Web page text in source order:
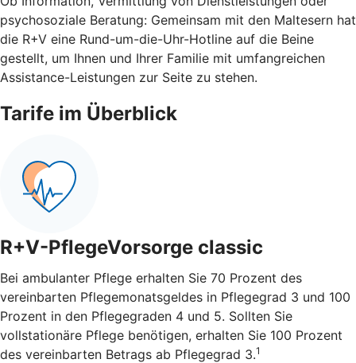
psychosoziale Beratung: Gemeinsam mit den Maltesern hat
die R+V eine Rund-um-die-Uhr-Hotline auf die Beine
gestellt, um Ihnen und Ihrer Familie mit umfangreichen
Assistance-Leistungen zur Seite zu stehen.
Tarife im Überblick
R+V-PflegeVorsorge classic
Bei ambulanter Pflege erhalten Sie 70 Prozent des
vereinbarten Pflegemonatsgeldes in Pflegegrad 3 und 100
Prozent in den Pflegegraden 4 und 5. Sollten Sie
vollstationäre Pflege benötigen, erhalten Sie 100 Prozent
des vereinbarten Betrags ab Pflegegrad 3.1